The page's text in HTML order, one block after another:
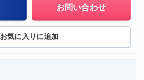
お問い合わせ
お気に入りに追加